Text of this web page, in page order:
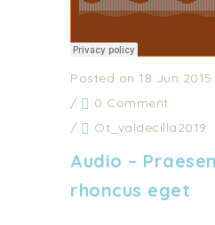
Posted on 18 Jun 2015
/
0 Comment
/
Ot_valdecilla2019
Audio –
rhoncus eget